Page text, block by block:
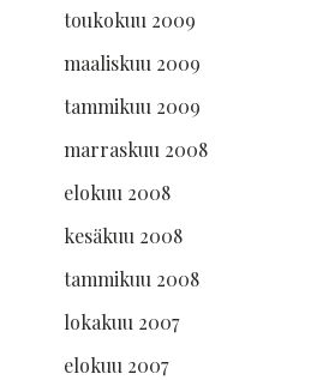
toukokuu 2009
maaliskuu 2009
tammikuu 2009
marraskuu 2008
elokuu 2008
kesäkuu 2008
tammikuu 2008
lokakuu 2007
elokuu 2007